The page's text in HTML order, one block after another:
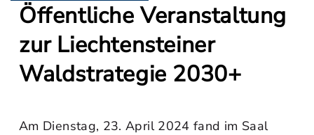
Öffentliche Veranstaltung
zur Liechtensteiner
Waldstrategie 2030+
Am Dienstag, 23. April 2024 fand im Saal